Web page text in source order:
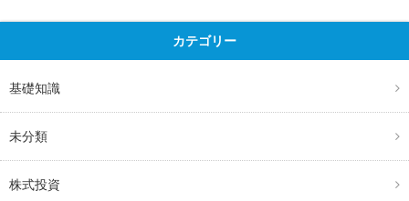
カテゴリー
基礎知識
未分類
株式投資